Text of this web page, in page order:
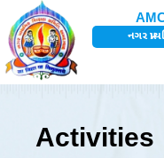
to
content
નગર
Activities